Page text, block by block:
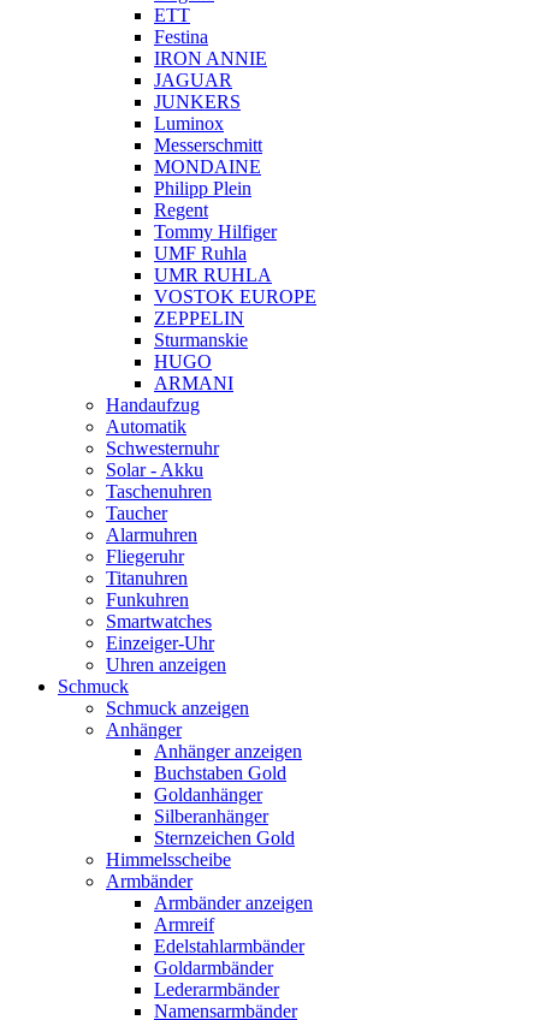
ETT
Festina
IRON ANNIE
JAGUAR
JUNKERS
Luminox
Messerschmitt
MONDAINE
Philipp Plein
Regent
Tommy Hilfiger
UMF Ruhla
UMR RUHLA
VOSTOK EUROPE
ZEPPELIN
Sturmanskie
HUGO
ARMANI
Handaufzug
Automatik
Schwesternuhr
Solar - Akku
Taschenuhren
Taucher
Alarmuhren
Fliegeruhr
Titanuhren
Funkuhren
Smartwatches
Einzeiger-Uhr
Uhren anzeigen
Schmuck
Schmuck anzeigen
Anhänger
Anhänger anzeigen
Buchstaben Gold
Goldanhänger
Silberanhänger
Sternzeichen Gold
Himmelsscheibe
Armbänder
Armbänder anzeigen
Armreif
Edelstahlarmbänder
Goldarmbänder
Lederarmbänder
Namensarmbänder